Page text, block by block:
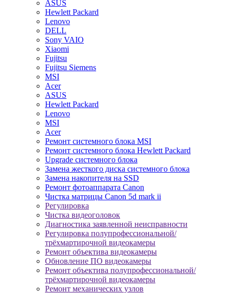
ASUS
Hewlett Packard
Lenovo
DELL
Sony VAIO
Xiaomi
Fujitsu
Fujitsu Siemens
MSI
Acer
ASUS
Hewlett Packard
Lenovo
MSI
Acer
Ремонт системного блока MSI
Ремонт системного блока Hewlett Packard
Upgrade системного блока
Замена жесткого диска системного блока
Замена накопителя на SSD
Ремонт фотоаппарата Canon
Чистка матрицы Canon 5d mark ii
Регулировка
Чистка видеоголовок
Диагностика заявленной неисправности
Регулировка полупрофессиональной/
трёхмартирочной видеокамеры
Ремонт объектива видеокамеры
Обновление ПО видеокамеры
Ремонт объектива полупрофессиональной/
трёхмартирочной видеокамеры
Ремонт механических узлов